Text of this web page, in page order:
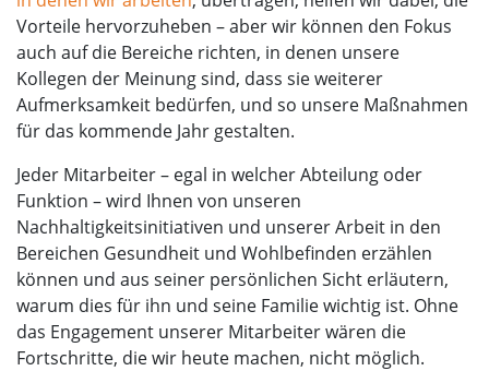
Vorteile hervorzuheben – aber wir können den Fokus
auch auf die Bereiche richten, in denen unsere
Kollegen der Meinung sind, dass sie weiterer
Aufmerksamkeit bedürfen, und so unsere Maßnahmen
für das kommende Jahr gestalten.
Jeder Mitarbeiter – egal in welcher Abteilung oder
Funktion – wird Ihnen von unseren
Nachhaltigkeitsinitiativen und unserer Arbeit in den
Bereichen Gesundheit und Wohlbefinden erzählen
können und aus seiner persönlichen Sicht erläutern,
warum dies für ihn und seine Familie wichtig ist. Ohne
das Engagement unserer Mitarbeiter wären die
Fortschritte, die wir heute machen, nicht möglich.